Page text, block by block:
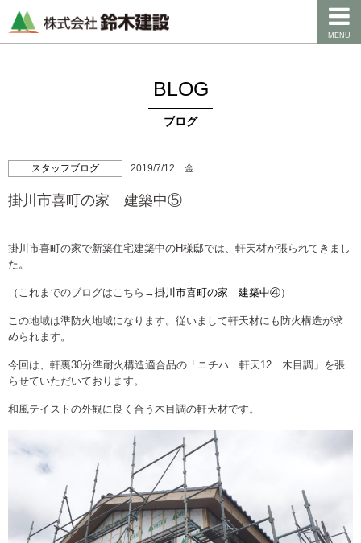
MENU
BLOG
ブログ
スタッフブログ 2019/7/12 金
掛川市喜町の家 建築中⑤
掛川市喜町の家で新築住宅建築中のH様邸では、軒天材が張られてきまし
た。
（これまでのブログはこちら→掛川市喜町の家 建築中④）
この地域は準防火地域になります。従いまして軒天材にも防火構造が求
められます。
今回は、軒裏30分準耐火構造適合品の「ニチハ 軒天12 木目調」を張
らせていただいております。
和風テイストの外観に良く合う木目調の軒天材です。